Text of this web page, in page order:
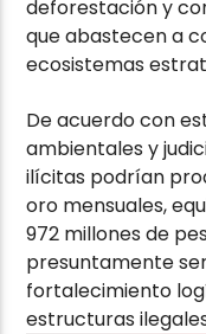
deforestación y
que abastecen a
ecosistemas
De acuerdo con
ambientales y
ilícitas podrían
oro mensuales,
972 millones de
presuntamente
fortalecimiento
estructuras